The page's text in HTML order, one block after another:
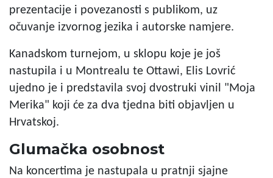
prezentacije i povezanosti s publikom, uz
očuvanje izvornog jezika i autorske namjere.
Kanadskom turnejom, u sklopu koje je još
nastupila i u Montrealu te Ottawi, Elis Lovrić
ujedno je i predstavila svoj dvostruki vinil "Moja
Merika" koji će za dva tjedna biti objavljen u
Hrvatskoj.
Glumačka osobnost
Na koncertima je nastupala u pratnji sjajne